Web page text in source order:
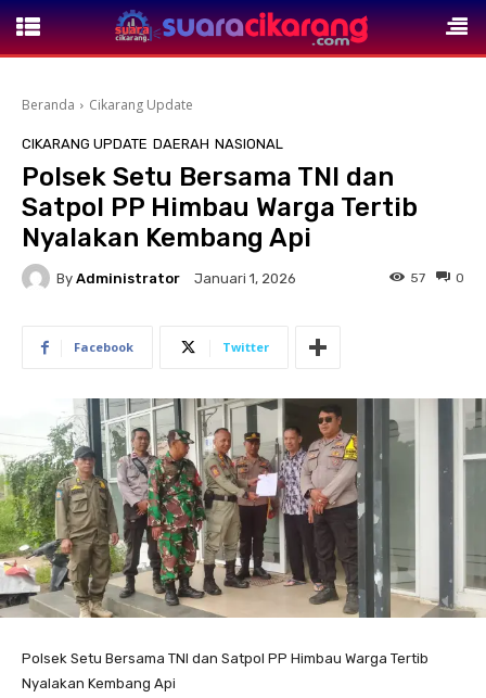
Beranda Cikarang Update
CIKARANG UPDATE DAERAH NASIONAL
Polsek Setu Bersama TNI dan
Satpol PP Himbau Warga Tertib
Nyalakan Kembang Api
By Administrator Januari 1, 2026 0
57
Facebook Twitter
Polsek Setu Bersama TNI dan Satpol PP Himbau Warga Tertib
Nyalakan Kembang Api